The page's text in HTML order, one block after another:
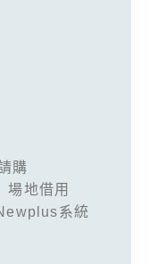
購
場地借用
系統